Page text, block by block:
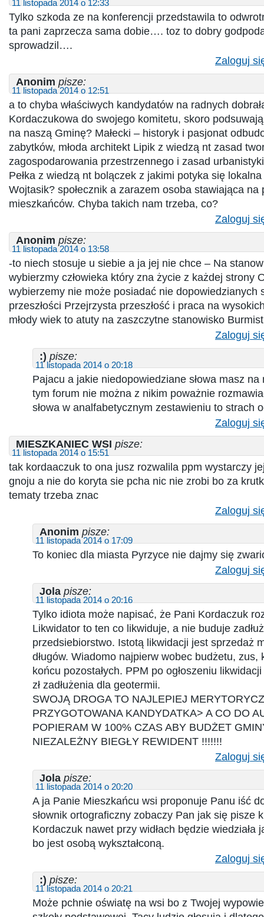
11 listopada 2014 o 12:33
Tylko szkoda ze na konferencji przedstawila to
ta pani zaprzecza sama dobie…. toz to dobry
sprowadzil….
Zaloguj
Anonim pisze:
11 listopada 2014 o 12:51
a to chyba właściwych kandydatów na radnych
Kordaczukowa do swojego komitetu, skoro
na naszą Gminę? Małecki – historyk i pasjonat
zabytków, młoda architekt Lipik z wiedzą nt zasad
zagospodarowania przestrzennego i zasad
Pełka z wiedzą nt bolączek z jakimi potyka się
Wojtasik? społecznik a zarazem osoba stawiająca na
mieszkańców. Chyba takich nam trzeba, co?
Zaloguj
Anonim pisze:
11 listopada 2014 o 13:58
-to niech stosuje u siebie a ja jej nie chce – Na
wybierzmy człowieka który zna życie z każdej strony
wybierzemy nie może posiadać nie dopowiedzianych
przeszłości Przejrzysta przeszłość i praca na
młody wiek to atuty na zaszczytne stanowisko
Zaloguj
:) pisze:
11 listopada 2014 o 20:18
Pajacu a jakie niedopowiedziane słowa masz
tym forum nie można z nikim poważnie
słowa w analfabetycznym zestawieniu to strach
Zaloguj
MIESZKANIEC WSI pisze:
11 listopada 2014 o 15:51
tak kordaaczuk to ona jusz rozwalila ppm wystarczy
gnoju a nie do koryta sie pcha nic nie zrobi bo za
tematy trzeba znac
Zaloguj
Anonim pisze:
11 listopada 2014 o 17:09
To koniec dla miasta Pyrzyce nie dajmy się
Zaloguj
Jola pisze:
11 listopada 2014 o 20:16
Tylko idiota może napisać, że Pani Kordaczuk
Likwidator to ten co likwiduje, a nie buduje
przedsiebiorstwo. Istotą likwidacji jest sprzedaż
długów. Wiadomo najpierw wobec budżetu, zus,
końcu pozostałych. PPM po ogłoszeniu
zł zadłużenia dla geotermii.
SWOJĄ DROGA TO NAJLEPIEJ
PRZYGOTOWANA KANDYDATKA> A CO DO
POPIERAM W 100% CZAS ABY BUDŻET
NIEZALEŻNY BIEGŁY REWIDENT !!!!!!!
Zaloguj
Jola pisze:
11 listopada 2014 o 20:20
A ja Panie Mieszkańcu wsi proponuje Panu iść
słownik ortograficzny zobaczy Pan jak się pisze
Kordaczuk nawet przy widłach będzie wiedziała
bo jest osobą wykształconą.
Zaloguj
:) pisze:
11 listopada 2014 o 20:21
Może pchnie oświatę na wsi bo z Twojej